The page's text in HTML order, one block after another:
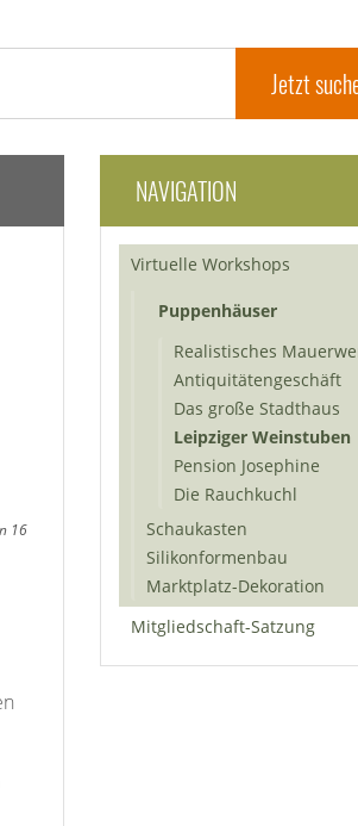
16
NAVIGATION
Virtuelle Workshops
Puppenhäuser
Realistisches
Antiquitätengeschäft
Das große Stadthaus
Leipziger Weinstuben
Pension Josephine
Die Rauchkuchl
Schaukasten
Silikonformenbau
Marktplatz-Dekoration
Mitgliedschaft-Satzung